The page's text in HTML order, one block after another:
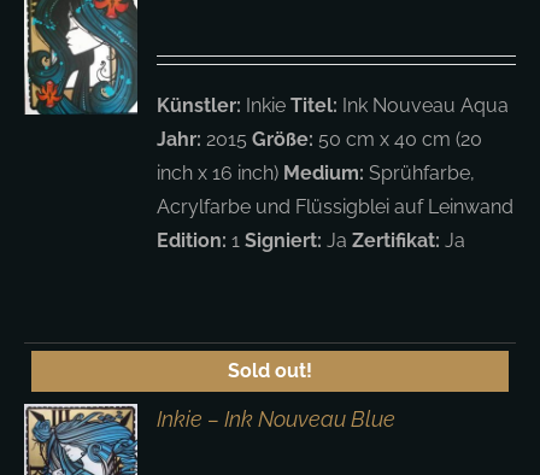
Künstler: InkieTitel: Ink Nouveau Aqua
Jahr: 2015Größe: 50 cm x 40 cm (20
inch x 16 inch) Medium: Sprühfarbe,
Acrylfarbe und Flüssigblei auf Leinwand
Edition: 1Signiert: JaZertifikat: Ja
Sold out!
Inkie – Ink Nouveau Blue